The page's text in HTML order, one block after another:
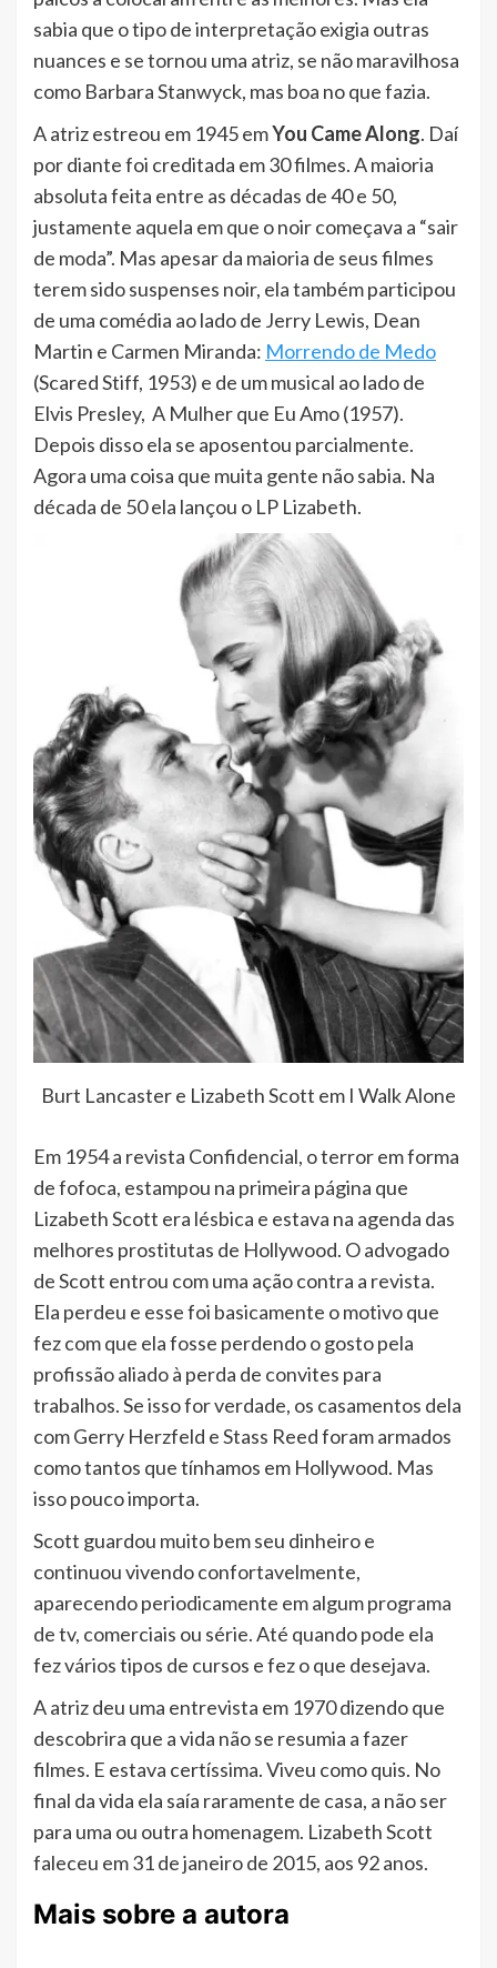
sabia que o tipo de interpretação exigia outras
nuances e se tornou uma atriz, se não maravilhosa
como Barbara Stanwyck, mas boa no que fazia.
A atriz estreou em 1945 emYou Came Along. Daí
por diante foi creditada em 30 filmes. A maioria
absoluta feita entre as décadas de 40 e 50,
justamente aquela em que o noir começava a “sair
de moda”. Mas apesar da maioria de seus filmes
terem sido suspenses noir, ela também participou
de uma comédia ao lado de Jerry Lewis, Dean
Martin e Carmen Miranda: Morrendo de Medo
(Scared Stiff, 1953) e de um musical ao lado de
Elvis Presley, A Mulher que Eu Amo (1957).
Depois disso ela se aposentou parcialmente.
Agora uma coisa que muita gente não sabia. Na
década de 50 ela lançou o LP Lizabeth.
Burt Lancaster e Lizabeth Scott em I Walk Alone
Em 1954 a revista Confidencial, o terror em forma
de fofoca, estampou na primeira página que
Lizabeth Scott era lésbica e estava na agenda das
melhores prostitutas de Hollywood. O advogado
de Scott entrou com uma ação contra a revista.
Ela perdeu e esse foi basicamente o motivo que
fez com que ela fosse perdendo o gosto pela
profissão aliado à perda de convites para
trabalhos. Se isso for verdade, os casamentos dela
com Gerry Herzfeld e Stass Reed foram armados
como tantos que tínhamos em Hollywood. Mas
isso pouco importa.
Scott guardou muito bem seu dinheiro e
continuou vivendo confortavelmente,
aparecendo periodicamente em algum programa
de tv, comerciais ou série. Até quando pode ela
fez vários tipos de cursos e fez o que desejava.
A atriz deu uma entrevista em 1970 dizendo que
descobrira que a vida não se resumia a fazer
filmes. E estava certíssima. Viveu como quis. No
final da vida ela saía raramente de casa, a não ser
para uma ou outra homenagem. Lizabeth Scott
faleceu em 31 de janeiro de 2015, aos 92 anos.
Mais sobre a autora